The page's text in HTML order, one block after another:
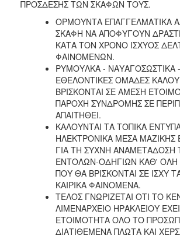
ΠΡΟΣΔΕΣΗΣ ΤΩΝ ΣΚΑΦΩΝ ΤΟΥΣ.
ΟΡΜΟΥΝΤΑ ΕΠΑΓΓΕΛΜΑΤΙΚΑ
ΣΚΑΦΗ ΝΑ ΑΠΟΦΥΓΟΥΝ
ΚΑΤΑ ΤΟΝ ΧΡΟΝΟ ΙΣΧΥΟΣ
ΦΑΙΝΟΜΕΝΩΝ.
ΡΥΜΟΥΛΚΑ - ΝΑΥΑΓΟΣΩΣΤΙΚΑ -
ΕΘΕΛΟΝΤΙΚΕΣ ΟΜΑΔΕΣ
ΒΡΙΣΚΟΝΤΑΙ ΣΕ ΑΜΕΣΗ
ΠΑΡΟΧΗ ΣΥΝΔΡΟΜΗΣ ΣΕ
ΑΠΑΙΤΗΘΕΙ.
ΚΑΛΟΥΝΤΑΙ ΤΑ ΤΟΠΙΚΑ
ΗΛΕΚΤΡΟΝΙΚΑ ΜΕΣΑ
ΓΙΑ ΤΗ ΣΥΧΝΗ ΑΝΑΜΕΤΑΔΟΣΗ
ΕΝΤΟΛΩΝ-ΟΔΗΓΙΩΝ ΚΑΘ' ΟΛΗ
ΠΟΥ ΘΑ ΒΡΙΣΚΟΝΤΑΙ ΣΕ ΙΣΧΥ
ΚΑΙΡΙΚΑ ΦΑΙΝΟΜΕΝΑ.
ΤΕΛΟΣ ΓΝΩΡΙΖΕΤΑΙ ΟΤΙ ΤΟ
ΛΙΜΕΝΑΡΧΕΙΟ ΗΡΑΚΛΕΙΟΥ
ΕΤΟΙΜΟΤΗΤΑ ΟΛΟ ΤΟ
ΔΙΑΤΙΘΕΜΕΝΑ ΠΛΩΤΑ ΚΑΙ